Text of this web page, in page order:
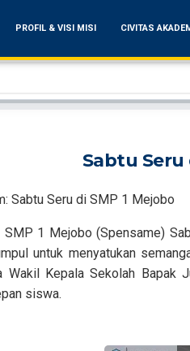
PROFIL & VISI MISI CIVITAS
Sabtu Seru
Sabtu Seru di SMP 1 Mejobo
1 Mejobo (Spensame)
untuk menyatukan
Wakil Kepala Sekolah
siswa.